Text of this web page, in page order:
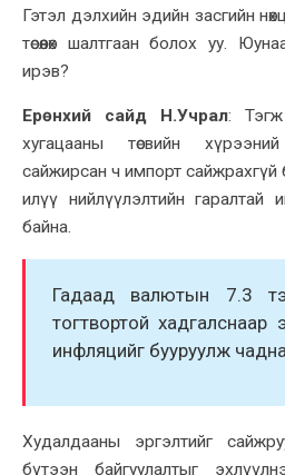
Гэтэл дэлхийн эдийн засгийн
төсөөлөх шалтгаан болох уу.
ирэв?
Ерөнхий сайд Н.Учрал: Тэгж
хугацааны төсвийн
сайжирсан ч импорт сайжрахгүй
илүү нийлүүлэлтийн гаралтай
байна.
Гадаад валютын 7.3
тогтвортой хадгалснаар
инфляцийг бууруулж
Худалдааны эргэлтийг
бүтээн байгуулалтыг